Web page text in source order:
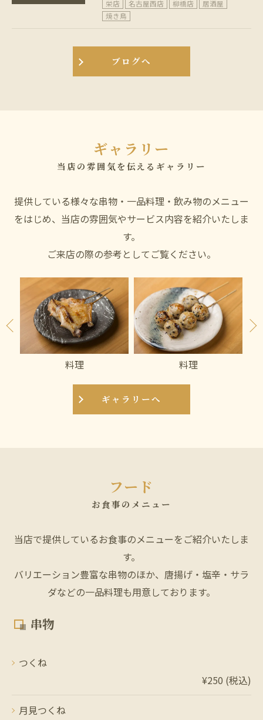
栄店 名古屋西店 柳橋店
居酒屋
焼き鳥
ブログへ
当店の雰囲気を伝えるギャラリー
ギャラリー
提供している様々な串物・一品料理・飲み物のメニュー
をはじめ、当店の雰囲気やサービス内容を紹介いたしま
す。
ご来店の際の参考としてご覧ください。
料理 料理
ギャラリーへ
お食事のメニュー
フード
当店で提供しているお食事のメニューをご紹介いたしま
す。
バリエーション豊富な串物のほか、唐揚げ・塩辛・サラ
ダなどの一品料理も用意しております。
串物
つくね
¥250 (税込)
月見つくね